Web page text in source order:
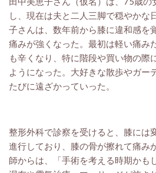
し、現在は夫と二人三脚で穏やかな
子さんは、数年前から膝に違和感を
痛みが強くなった。最初は軽い痛み
も辛くなり、特に階段や買い物の際
ようになった。大好きな散歩やガー
たびに遠ざかっていった。
整形外科で診察を受けると、膝には
進行しており、膝の骨が擦れて痛み
師からは、「手術を考える時期かも